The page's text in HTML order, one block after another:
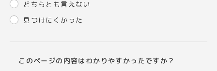
どちらとも言えない
見つけにくかった
このページの内容はわかりやすかったですか？